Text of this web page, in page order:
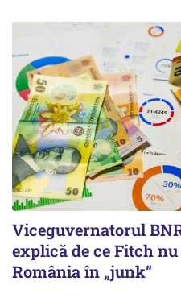
Viceguvernatorul
explică de ce Fitch
România în „junk”